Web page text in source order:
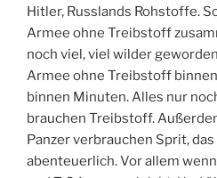
Hitler, Russlands Rohstoffe.
Armee ohne Treibstoff
noch viel, viel wilder
Armee ohne Treibstoff
binnen Minuten. Alles nur
brauchen Treibstoff.
Panzer verbrauchen Sprit,
abenteuerlich. Vor allem